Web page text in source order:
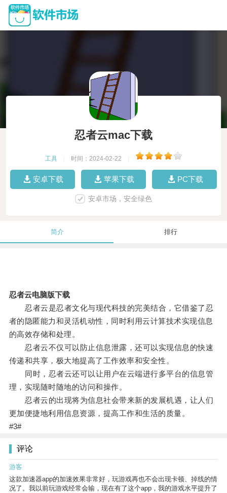
忍者云mac下载
工具 时间：2024-02-22
安卓下载 苹果下载 PC下载
安卓市场，安全绿色
简介 排行
忍者云电脑版下载
忍者云是忍者文化与现代科技的完美结合，它借鉴了忍
者的隐匿能力和灵活机动性，同时利用云计算技术实现信息
的高效存储和处理。
忍者云不仅可以防止信息泄露，还可以实现信息的快速
传递和共享，极大地提高了工作效率和安全性。
同时，忍者云还可以让用户在云端进行多平台的信息管
理，实现随时随地的访问和操作。
忍者云的出现将为信息社会带来新的发展机遇，让人们
更加便捷地利用信息资源，提高工作和生活的质量。
#3#
评论
游客
这款加速器app的加速效果非常好，玩游戏再也不会出现卡顿、掉线的情
况了。我以前玩游戏经常会输，现在有了这个app，我的游戏水平提升了